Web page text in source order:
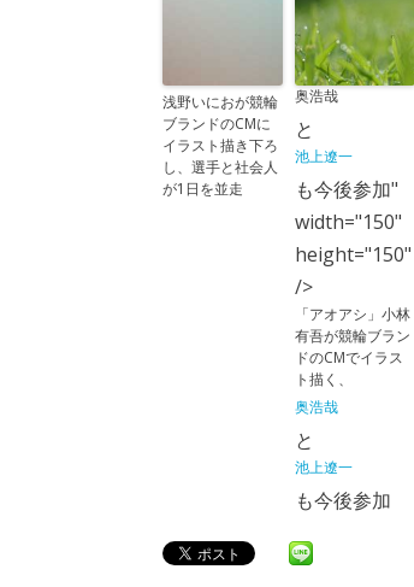
浅野いにおが競輪
ブランドのCMに
イラスト描き下ろ
し、選手と社会人
が1日を並走
奥浩哉
と
池上遼一
も今後参加"
width="150"
height="150"
/>
「アオアシ」小林
有吾が競輪ブラン
ドのCMでイラス
ト描く、
奥浩哉
と
池上遼一
も今後参加